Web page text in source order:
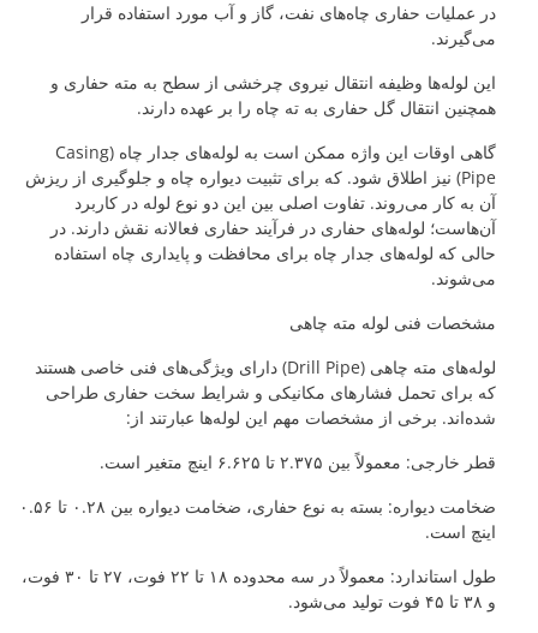
در عملیات حفاری چاه‌های نفت، گاز و آب مورد استفاده قرار
می‌گیرند.
این لوله‌ها وظیفه انتقال نیروی چرخشی از سطح به مته حفاری و
همچنین انتقال گل حفاری به ته چاه را بر عهده دارند.
گاهی اوقات این واژه ممکن است به لوله‌های جدار چاه (Casing
Pipe) نیز اطلاق شود. که برای تثبیت دیواره چاه و جلوگیری از ریزش
آن به کار می‌روند. تفاوت اصلی بین این دو نوع لوله در کاربرد
آن‌هاست؛ لوله‌های حفاری در فرآیند حفاری فعالانه نقش دارند. در
حالی که لوله‌های جدار چاه برای محافظت و پایداری چاه استفاده
می‌شوند.
مشخصات فنی لوله مته چاهی
لوله‌های مته چاهی (Drill Pipe) دارای ویژگی‌های فنی خاصی هستند
که برای تحمل فشارهای مکانیکی و شرایط سخت حفاری طراحی
شده‌اند. برخی از مشخصات مهم این لوله‌ها عبارتند از:
قطر خارجی: معمولاً بین ۲.۳۷۵ تا ۶.۶۲۵ اینچ متغیر است.
ضخامت دیواره: بسته به نوع حفاری، ضخامت دیواره بین ۰.۲۸ تا ۰.۵۶
اینچ است.
طول استاندارد: معمولاً در سه محدوده ۱۸ تا ۲۲ فوت، ۲۷ تا ۳۰ فوت،
و ۳۸ تا ۴۵ فوت تولید می‌شود.